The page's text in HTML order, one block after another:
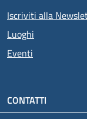
Iscriviti alla
Luoghi
Eventi
CONTATTI